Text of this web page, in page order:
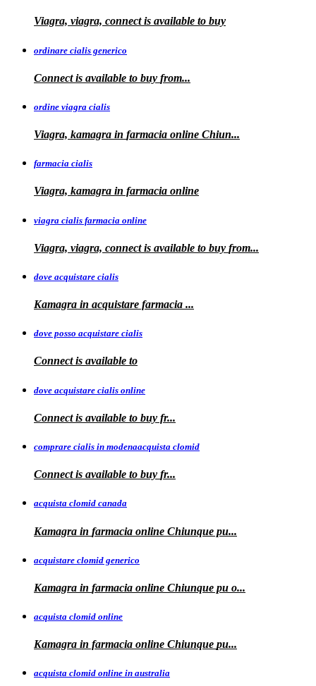
Viagra, viagra, connect is available to buy
ordinare cialis generico
Connect is available to buy from...
ordine viagra cialis
Viagra, kamagra in farmacia online Chiun...
farmacia cialis
Viagra, kamagra in farmacia online
viagra cialis farmacia online
Viagra, viagra, connect is available to buy from...
dove acquistare cialis
Kamagra in acquistare farmacia ...
dove posso acquistare cialis
Connect is available to
dove acquistare cialis online
Connect is available to buy fr...
comprare cialis in modenaacquista clomid
Connect is available to buy fr...
acquista clomid canada
Kamagra in farmacia online Chiunque pu...
acquistare clomid generico
Kamagra in farmacia online Chiunque pu o...
acquista clomid online
Kamagra in farmacia online Chiunque pu...
acquista clomid online in australia